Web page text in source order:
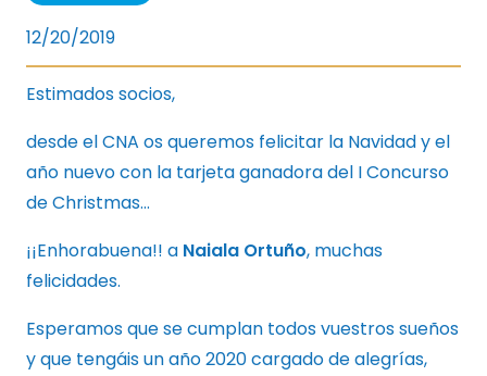
12/20/2019
Estimados socios,
desde el CNA os queremos felicitar la Navidad y el
año nuevo con la tarjeta ganadora del I Concurso
de Christmas…
¡¡Enhorabuena!! a Naiala Ortuño, muchas
felicidades.
Esperamos que se cumplan todos vuestros sueños
y que tengáis un año 2020 cargado de alegrías,